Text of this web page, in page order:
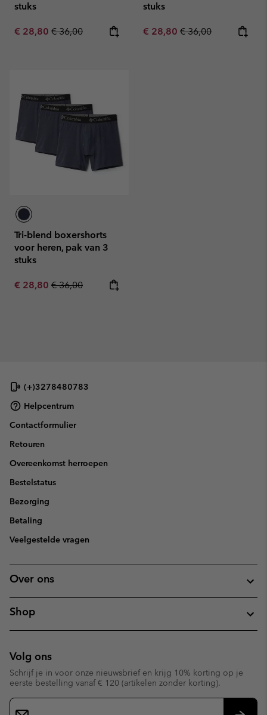
stuks
Sale price:
€ 28,80 Regular price:
€ 36,00
stuks
Sale price:
€ 28,80 Regular price:
€ 36,00
Tri-blend boxershorts
voor heren, pak van 3
stuks
Sale price:
€ 28,80 Regular price:
€ 36,00
(+)3278480783
Helpcentrum
Contactformulier
Retouren
Overeenkomst herroepen
Bestelstatus
Bezorging
Betaling
Veelgestelde vragen
Over ons
Shop
Volg ons
Schrijf je in voor onze nieuwsbrief en krijg 10% korting op je
eerste bestelling vanaf € 120 (artikelen zonder korting).
Aanmelden